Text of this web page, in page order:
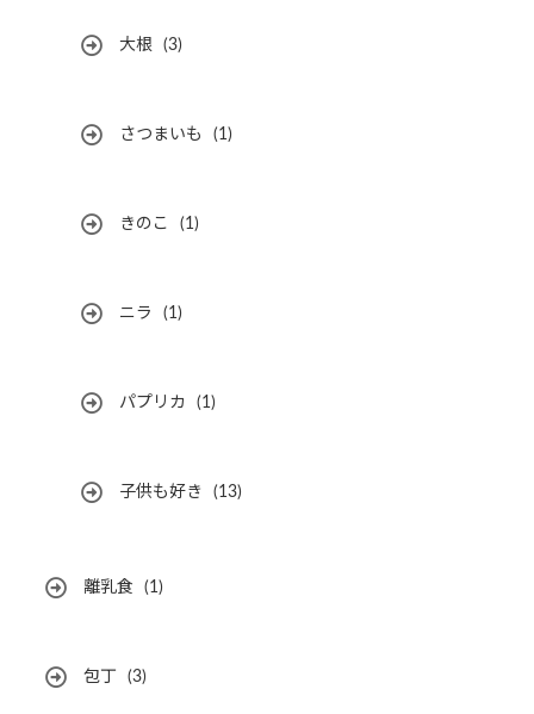
大根 (3)
さつまいも (1)
きのこ (1)
ニラ (1)
パプリカ (1)
子供も好き (13)
離乳食 (1)
包丁 (3)